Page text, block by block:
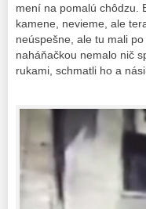
mení na pomalú chôdzu.
kamene, nevieme, ale
neúspešne, ale tu mali
naháňačkou nemalo nič
rukami, schmatli ho a